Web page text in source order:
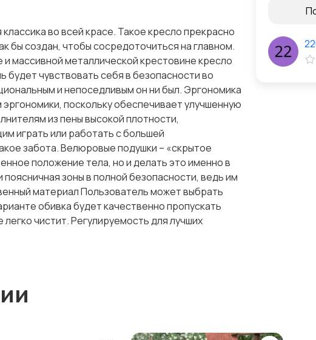
классика во всей красе. Такое кресло прекрасно
бы создан, чтобы сосредоточиться на главном.
массивной металлической крестовине кресло
будет чувствовать себя в безопасности во
и непоседливым он ни был. Эргономика
поскольку обеспечивает улучшенную
из пены высокой плотности,
играть или работать с большей
забота. Велюровые подушки – «скрытое
положение тела, но и делать это именно в
зоны в полной безопасности, ведь им
материал Пользователь может выбрать
обивка будет качественно пропускать
чистит. Регулируемость для лучших